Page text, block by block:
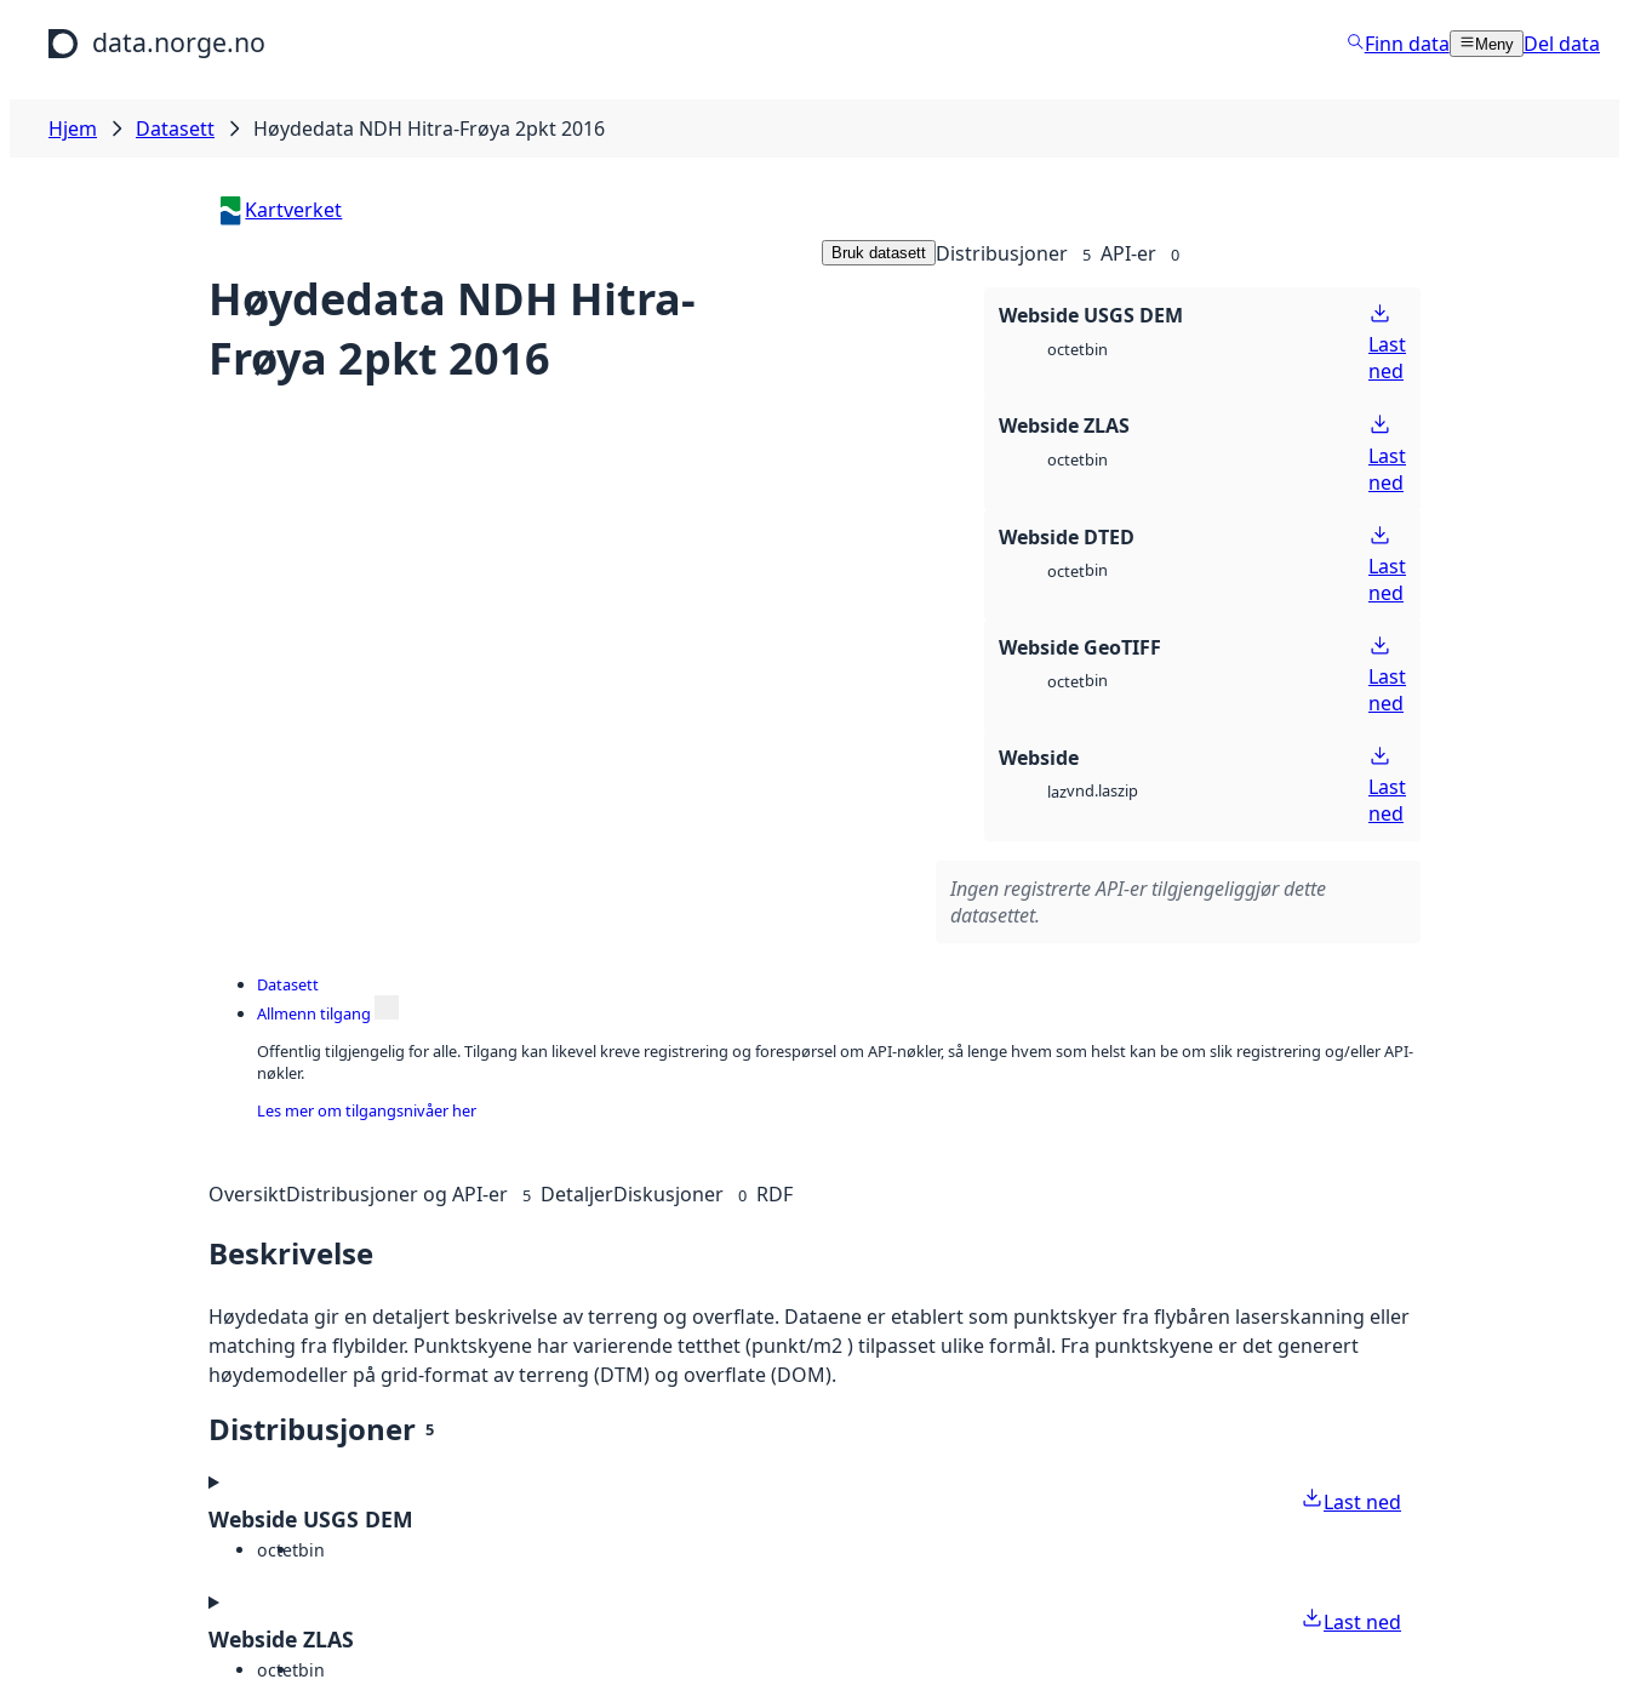
Hopp til hovedinnhold
data.norge.no Finn data Meny Del data
Hjem Datasett Høydedata NDH Hitra-Frøya 2pkt 2016
Kartverket
Høydedata NDH Hitra-
Frøya 2pkt 2016
Bruk datasett Distribusjoner 5 API-er 0
Webside USGS DEM
octetbin
Last
ned
Webside ZLAS
octetbin
Last
ned
Webside DTED
octetbin
Last
ned
Webside GeoTIFF
octetbin
Last
ned
Webside
lazvnd.laszip
Last
ned
Ingen registrerte API-er tilgjengeliggjør dette
datasettet.
Datasett
Allmenn tilgang
Offentlig tilgjengelig for alle. Tilgang kan likevel kreve registrering og forespørsel om API-nøkler, så lenge hvem som helst kan be om slik registrering og/eller API-
nøkler.
Les mer om tilgangsnivåer her
OversiktDistribusjoner og API-er 5 DetaljerDiskusjoner 0 RDF
Beskrivelse
Høydedata gir en detaljert beskrivelse av terreng og overflate. Dataene er etablert som punktskyer fra flybåren laserskanning eller
matching fra flybilder. Punktskyene har varierende tetthet (punkt/m2 ) tilpasset ulike formål. Fra punktskyene er det generert
høydemodeller på grid-format av terreng (DTM) og overflate (DOM).
Distribusjoner 5
Webside USGS DEM
octetbin
Last ned
Webside ZLAS
octetbin
Last ned